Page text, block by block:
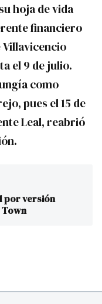
hoja de vida
financiero
Villavicencio
el 9 de julio.
como
pues el 15 de
Leal, reabrió
por versión
Town